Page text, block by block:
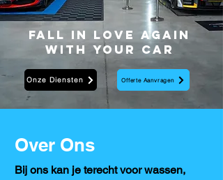
Fall in love again
with your car
Onze Diensten Offerte Aanvragen
Over Ons
Bij ons kan je terecht voor wassen,